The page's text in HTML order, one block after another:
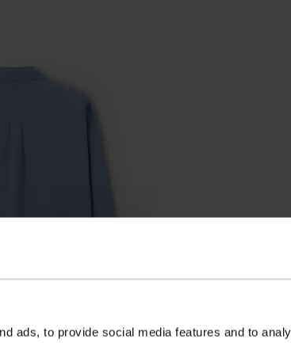
ads, to provide social media features and to